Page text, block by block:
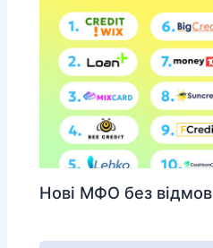
Нові МФО без відмов